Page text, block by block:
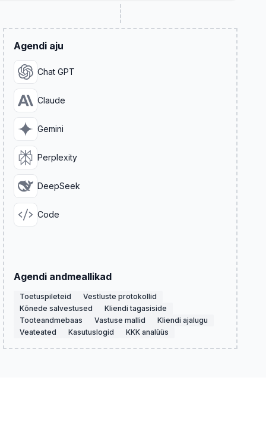
Agendi aju
Chat GPT
Claude
Gemini
Perplexity
DeepSeek
Code
Agendi andmeallikad
Toetuspileteid
Vestluste protokollid
Kõnede salvestused
Kliendi tagasiside
Tooteandmebaas
Vastuse mallid
Kliendi ajalugu
Veateated
Kasutuslogid KKK analüüs